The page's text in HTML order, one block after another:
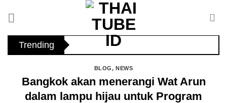
Trending
BLOG,NEWS
Bangkok akan menerangi Wat Arun
dalam lampu hijau untuk Program